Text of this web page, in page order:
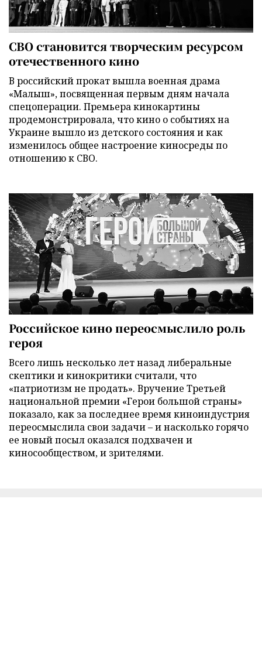
СВО становится творческим ресурсом
отечественного кино
В российский прокат вышла военная драма
«Малыш», посвященная первым дням начала
спецоперации. Премьера кинокартины
продемонстрировала, что кино о событиях на
Украине вышло из детского состояния и как
изменилось общее настроение киносреды по
отношению к СВО.
Российское кино переосмыслило роль
героя
Всего лишь несколько лет назад либеральные
скептики и кинокритики считали, что
«патриотизм не продать». Вручение Третьей
национальной премии «Герои большой страны»
показало, как за последнее время киноиндустрия
переосмыслила свои задачи – и насколько горячо
ее новый посыл оказался подхвачен и
киносообществом, и зрителями.